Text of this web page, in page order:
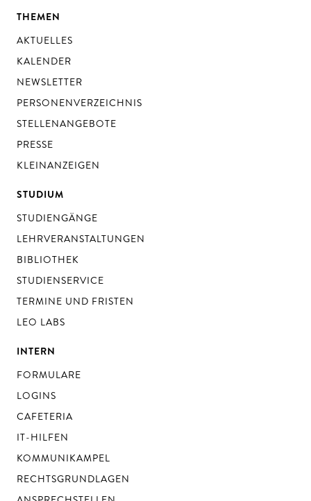
THEMEN
AKTUELLES
KALENDER
NEWSLETTER
PERSONENVERZEICHNIS
STELLENANGEBOTE
PRESSE
KLEINANZEIGEN
STUDIUM
STUDIENGÄNGE
LEHRVERANSTALTUNGEN
BIBLIOTHEK
STUDIENSERVICE
TERMINE UND FRISTEN
LEO LABS
INTERN
FORMULARE
LOGINS
CAFETERIA
IT-HILFEN
KOMMUNIKAMPEL
RECHTSGRUNDLAGEN